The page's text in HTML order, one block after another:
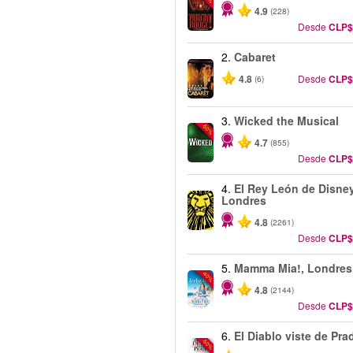
4.9 (228)
Desde
2. Cabaret
4.8 (6) Desde
-50%
3. Wicked the Musical
4.7 (855)
Desde
4. El Rey León de
Londres
4.8 (2261)
Desde
-40%
5. Mamma Mia!, Londres
4.8 (2144)
Desde
-50%
6. El Diablo viste de